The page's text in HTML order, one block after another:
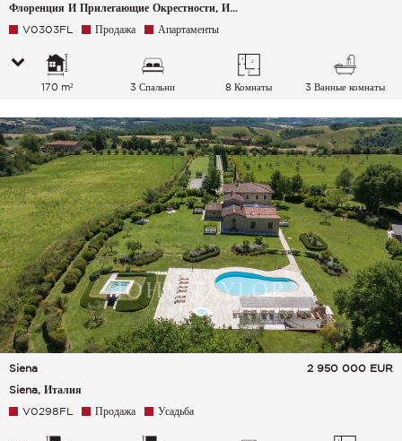
Флоренция И Прилегающие Окрестности, Италия
V0303FL Продажа Апартаменты
170 m² 3 Спальни 8 Комнаты 3 Ванные комнаты
Siena
Siena, Италия
2 950 000 EUR
V0298FL Продажа Усадьба